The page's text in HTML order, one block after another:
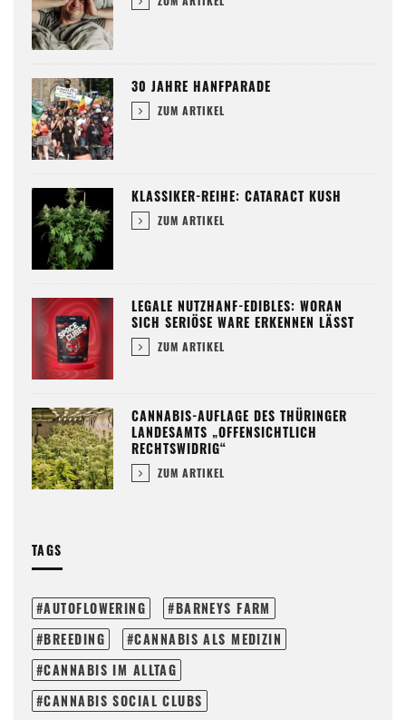
30 JAHRE HANFPARADE
ZUM ARTIKEL
KLASSIKER-REIHE: CATARACT KUSH
ZUM ARTIKEL
LEGALE NUTZHANF-EDIBLES: WORAN
SICH SERIÖSE WARE ERKENNEN LÄSST
ZUM ARTIKEL
CANNABIS-AUFLAGE DES THÜRINGER
LANDESAMTS „OFFENSICHTLICH
RECHTSWIDRIG“
ZUM ARTIKEL
TAGS
AUTOFLOWERING
BARNEYS FARM
BREEDING
CANNABIS ALS MEDIZIN
CANNABIS IM ALLTAG
CANNABIS SOCIAL CLUBS